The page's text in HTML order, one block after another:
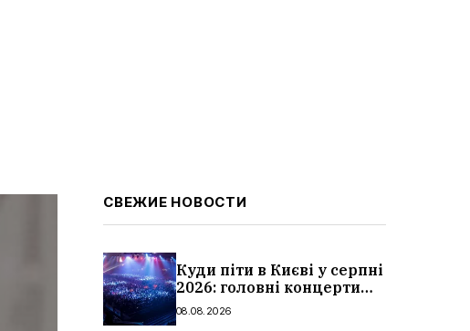
СВЕЖИЕ НОВОСТИ
Куди піти в Києві у серпні
2026: головні концерти
місяця, дати, артисти та
08.08.2026